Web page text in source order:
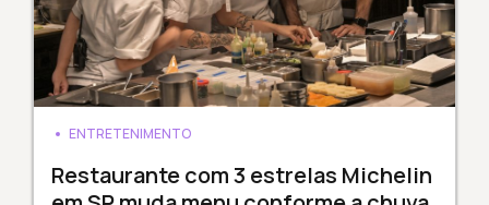
ENTRETENIMENTO
Restaurante com 3 estrelas Michelin